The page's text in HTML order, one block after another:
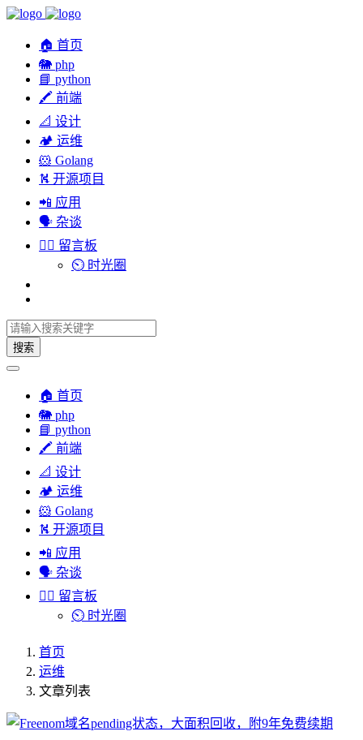
🏠 首页
🐘 php
📘 python
🖍 前端
📐 设计
🏕︎ 运维
🐹 Golang
⛕ 开源项目
📲 应用
🗣︎ 杂谈
✍🏻 留言板
⏲️ 时光圈
搜索
🏠 首页
🐘 php
📘 python
🖍 前端
📐 设计
🏕︎ 运维
🐹 Golang
⛕ 开源项目
📲 应用
🗣︎ 杂谈
✍🏻 留言板
⏲️ 时光圈
首页
运维
文章列表